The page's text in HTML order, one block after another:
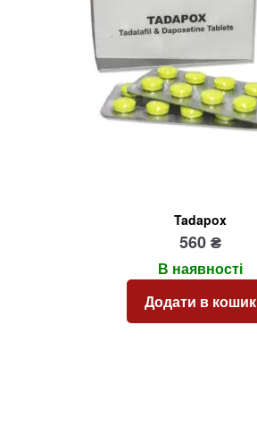
Tadapox
560₴
В наявності
Додати в кошик